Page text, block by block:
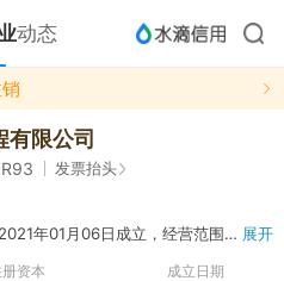
动态
有限公司
发票抬头
简介：四川青扬建筑工程有限公司,2021年01月06日成立，经营范围包括许可项目：各类工程建设活动；建筑智能化工程施工；房屋建筑和市政基础设施项目工程总承包；住宅室内装饰装修。（依法须经批准的项目，经相关部门批准后方可开展经营活动，具体经营项目以相关部门批准文件或许可证件为准）一般项目：承接总公司工程建设业务；门窗销售；金属门窗工程施工；电气机械设备销售；建筑材料销售；园林绿化工程施工；普通机械设备安装服务；住宅水电安装维护服务。（除依法须经批准的项目外，凭营业执照依法自主开展经营活动） 展开
资本 成立日期